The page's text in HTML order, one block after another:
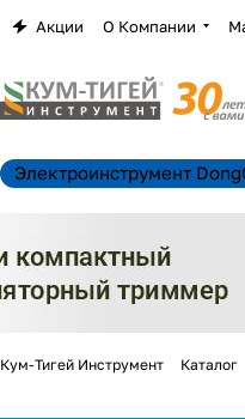
Акции О Компании
Электроинструмент
Кум-Тигей Инструмент Каталог